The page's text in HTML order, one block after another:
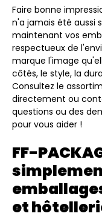
Faire bonne
n'a jamais été aussi
maintenant vos
respectueux de
marque l'image
côtés, le style, la
Consultez le
directement ou
questions ou des
pour vous aider !
FF-
et